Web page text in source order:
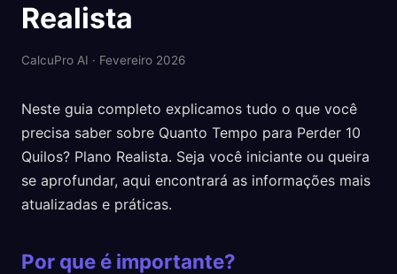
Realista
CalcuPro AI · Fevereiro 2026
Neste guia completo explicamos tudo o que você
precisa saber sobre Quanto Tempo para Perder 10
Quilos? Plano Realista. Seja você iniciante ou queira
se aprofundar, aqui encontrará as informações mais
atualizadas e práticas.
Por que é importante?